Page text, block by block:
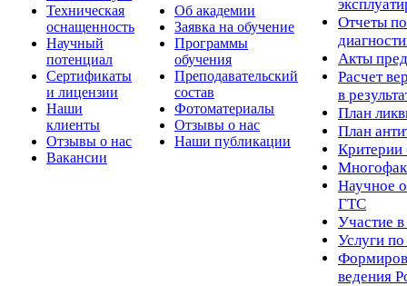
Техническая
оснащенность
Научный
потенциал
Сертификаты
и лицензии
Наши
клиенты
Отзывы о нас
Вакансии
Об академии
Заявка на обучение
Программы
обучения
Преподавательский
состав
Фотоматериалы
Отзывы о нас
Наши публикации
Отчеты по
Акты
Расчет
в
План
План
Критерии
Научное
ГТС
Участие
Услуги
ведения